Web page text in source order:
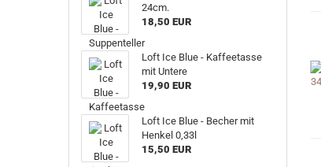
24cm.
18,50 EUR
Loft Ice Blue - Kaffeetasse
mit Untere
19,90 EUR
Loft Ice Blue - Becher mit
Henkel 0,33l
15,50 EUR